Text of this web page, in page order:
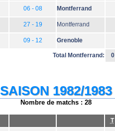
06 - 08 Montferrand
27 - 19 Montferrand
09 - 12 Grenoble
Total Montferrand: 0
SAISON 1982/1983
Nombre de matchs : 28
T